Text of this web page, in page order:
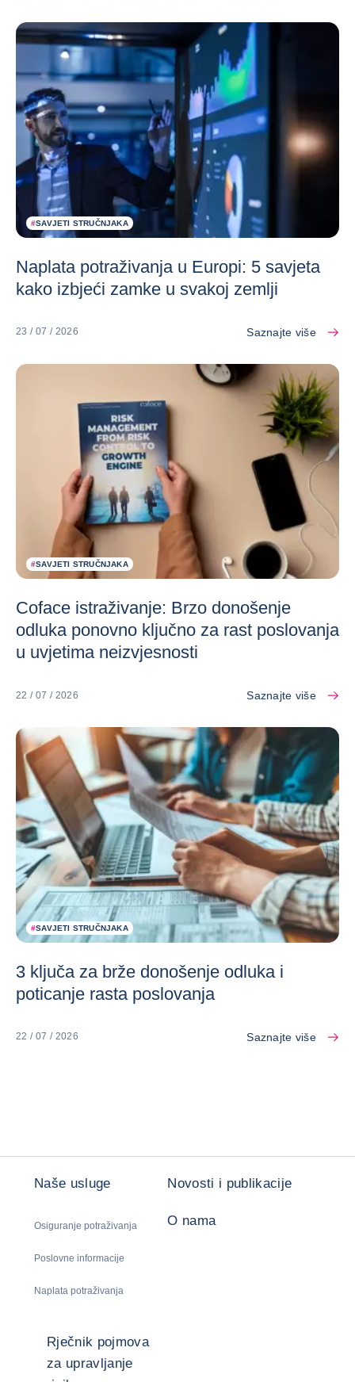
#SAVJETI STRUČNJAKA
Naplata potraživanja u Europi: 5 savjeta
kako izbjeći zamke u svakoj zemlji
23 / 07 / 2026 Saznajte više
#SAVJETI STRUČNJAKA
Coface istraživanje: Brzo donošenje
odluka ponovno ključno za rast poslovanja
u uvjetima neizvjesnosti
22 / 07 / 2026 Saznajte više
#SAVJETI STRUČNJAKA
3 ključa za brže donošenje odluka i
poticanje rasta poslovanja
22 / 07 / 2026 Saznajte više
Naše usluge
Osiguranje potraživanja
Poslovne informacije
Naplata potraživanja
Novosti i publikacije
O nama
Rječnik pojmova
za upravljanje